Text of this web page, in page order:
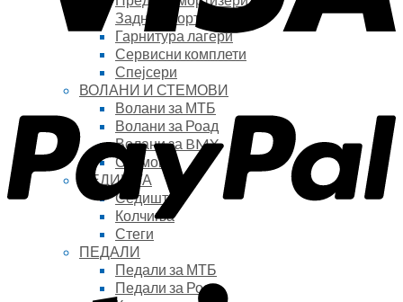
Задни амортизери
Гарнитура лагери
Сервисни комплети
Спејсери
ВОЛАНИ И СТЕМОВИ
Волани за МТБ
Волани за Роад
Волани за BMX
Стемови
СЕДИШТА
Седишта
Колчиња
Стеги
ПЕДАЛИ
Педали за МТБ
Педали за Роад